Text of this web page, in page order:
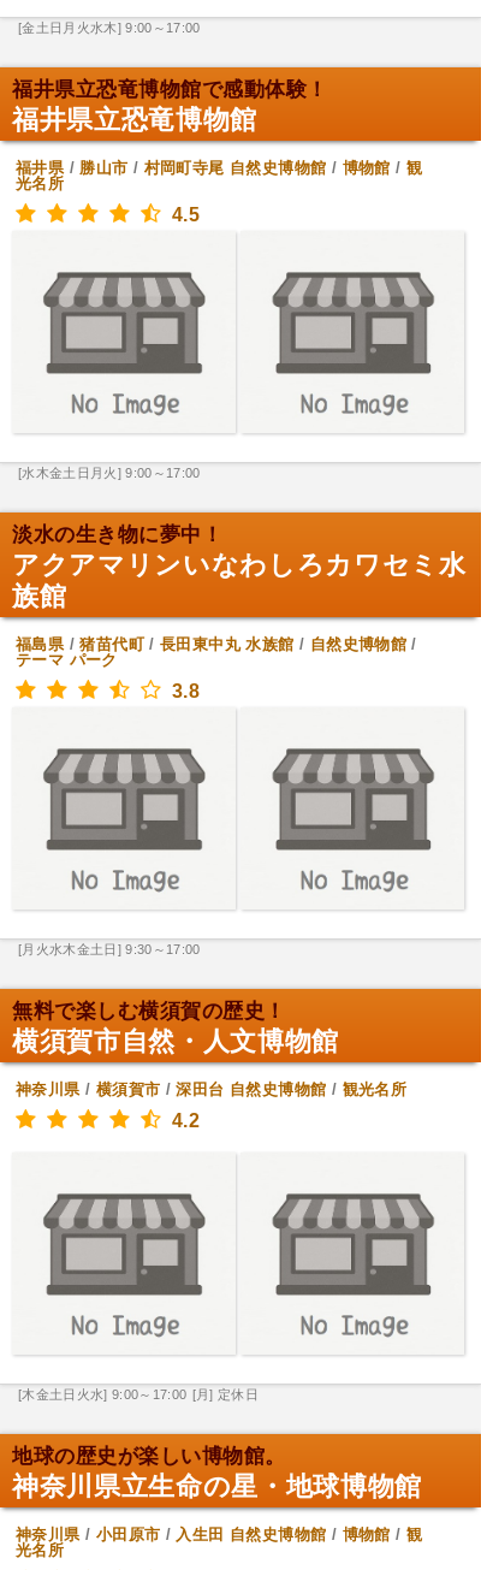
[金土日月火水木] 9:00～17:00
福井県立恐竜博物館で感動体験！
福井県立恐竜博物館
福井県/ 勝山市 / 村岡町寺尾 自然史博物館 / 博物館 / 観
光名所
4.5
[水木金土日月火] 9:00～17:00
淡水の生き物に夢中！
アクアマリンいなわしろカワセミ水
族館
福島県/猪苗代町/長田東中丸 水族館 / 自然史博物館 /
テーマ パーク
3.8
[月火水木金土日] 9:30～17:00
無料で楽しむ横須賀の歴史！
横須賀市自然・人文博物館
神奈川県/ 横須賀市 /深田台 自然史博物館 / 観光名所
4.2
[木金土日火水] 9:00～17:00 [月] 定休日
地球の歴史が楽しい博物館。
神奈川県立生命の星・地球博物館
神奈川県/ 小田原市 / 入生田 自然史博物館 / 博物館 / 観
光名所